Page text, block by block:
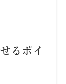
るポイ